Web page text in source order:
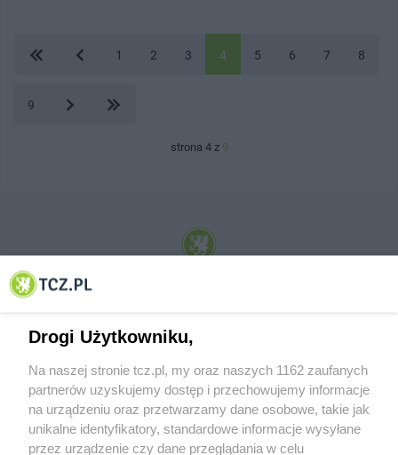
1 2 3 4 5 6 7 8
9
strona 4 z 9
© 2001-2026 Tczew - TCZ.PL Sp. z o.o. Internetowy Serwis Informacyjny Miasta
Drogi Użytkowniku,
Na naszej stronie tcz.pl, my oraz naszych 1162 zaufanych
partnerów uzyskujemy dostęp i przechowujemy informacje
na urządzeniu oraz przetwarzamy dane osobowe, takie jak
unikalne identyfikatory, standardowe informacje wysyłane
przez urządzenie czy dane przeglądania w celu